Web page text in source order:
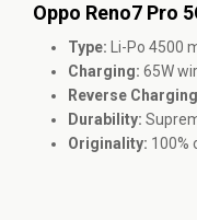
Oppo Reno7 Pro
Type: Li-Po 4500
Charging: 65W
Reverse
Durability:
Originality: 100%